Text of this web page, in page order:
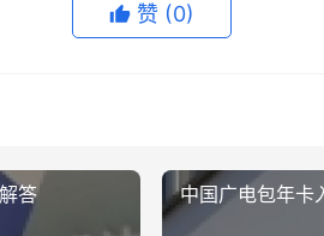
赞 (0)
答 中国广电包年卡